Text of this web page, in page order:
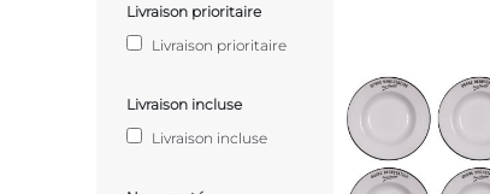
Livraison prioritaire
Livraison prioritaire
Livraison incluse
Livraison incluse